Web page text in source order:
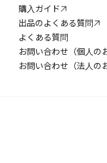
購入ガイド
出品のよくある質問
よくある質問
お問い合わせ（個人の
お問い合わせ（法人の